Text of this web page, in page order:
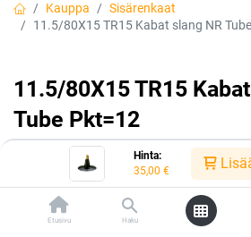
Hinta:
35,00 €
Etusivu Haku
Kauppa
Sisärenkaat
11.5/80X15 TR15 Kabat slang NR
11.5/80X15 TR15
Tube Pkt=12
Tuotekoodi: 305787
€ / kpl
Toimittajilla